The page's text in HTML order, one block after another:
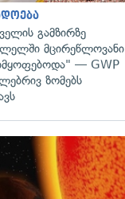
გამზირზე
მცირეწლოვანი
იმყოფებოდა" — GWP
ზომებს